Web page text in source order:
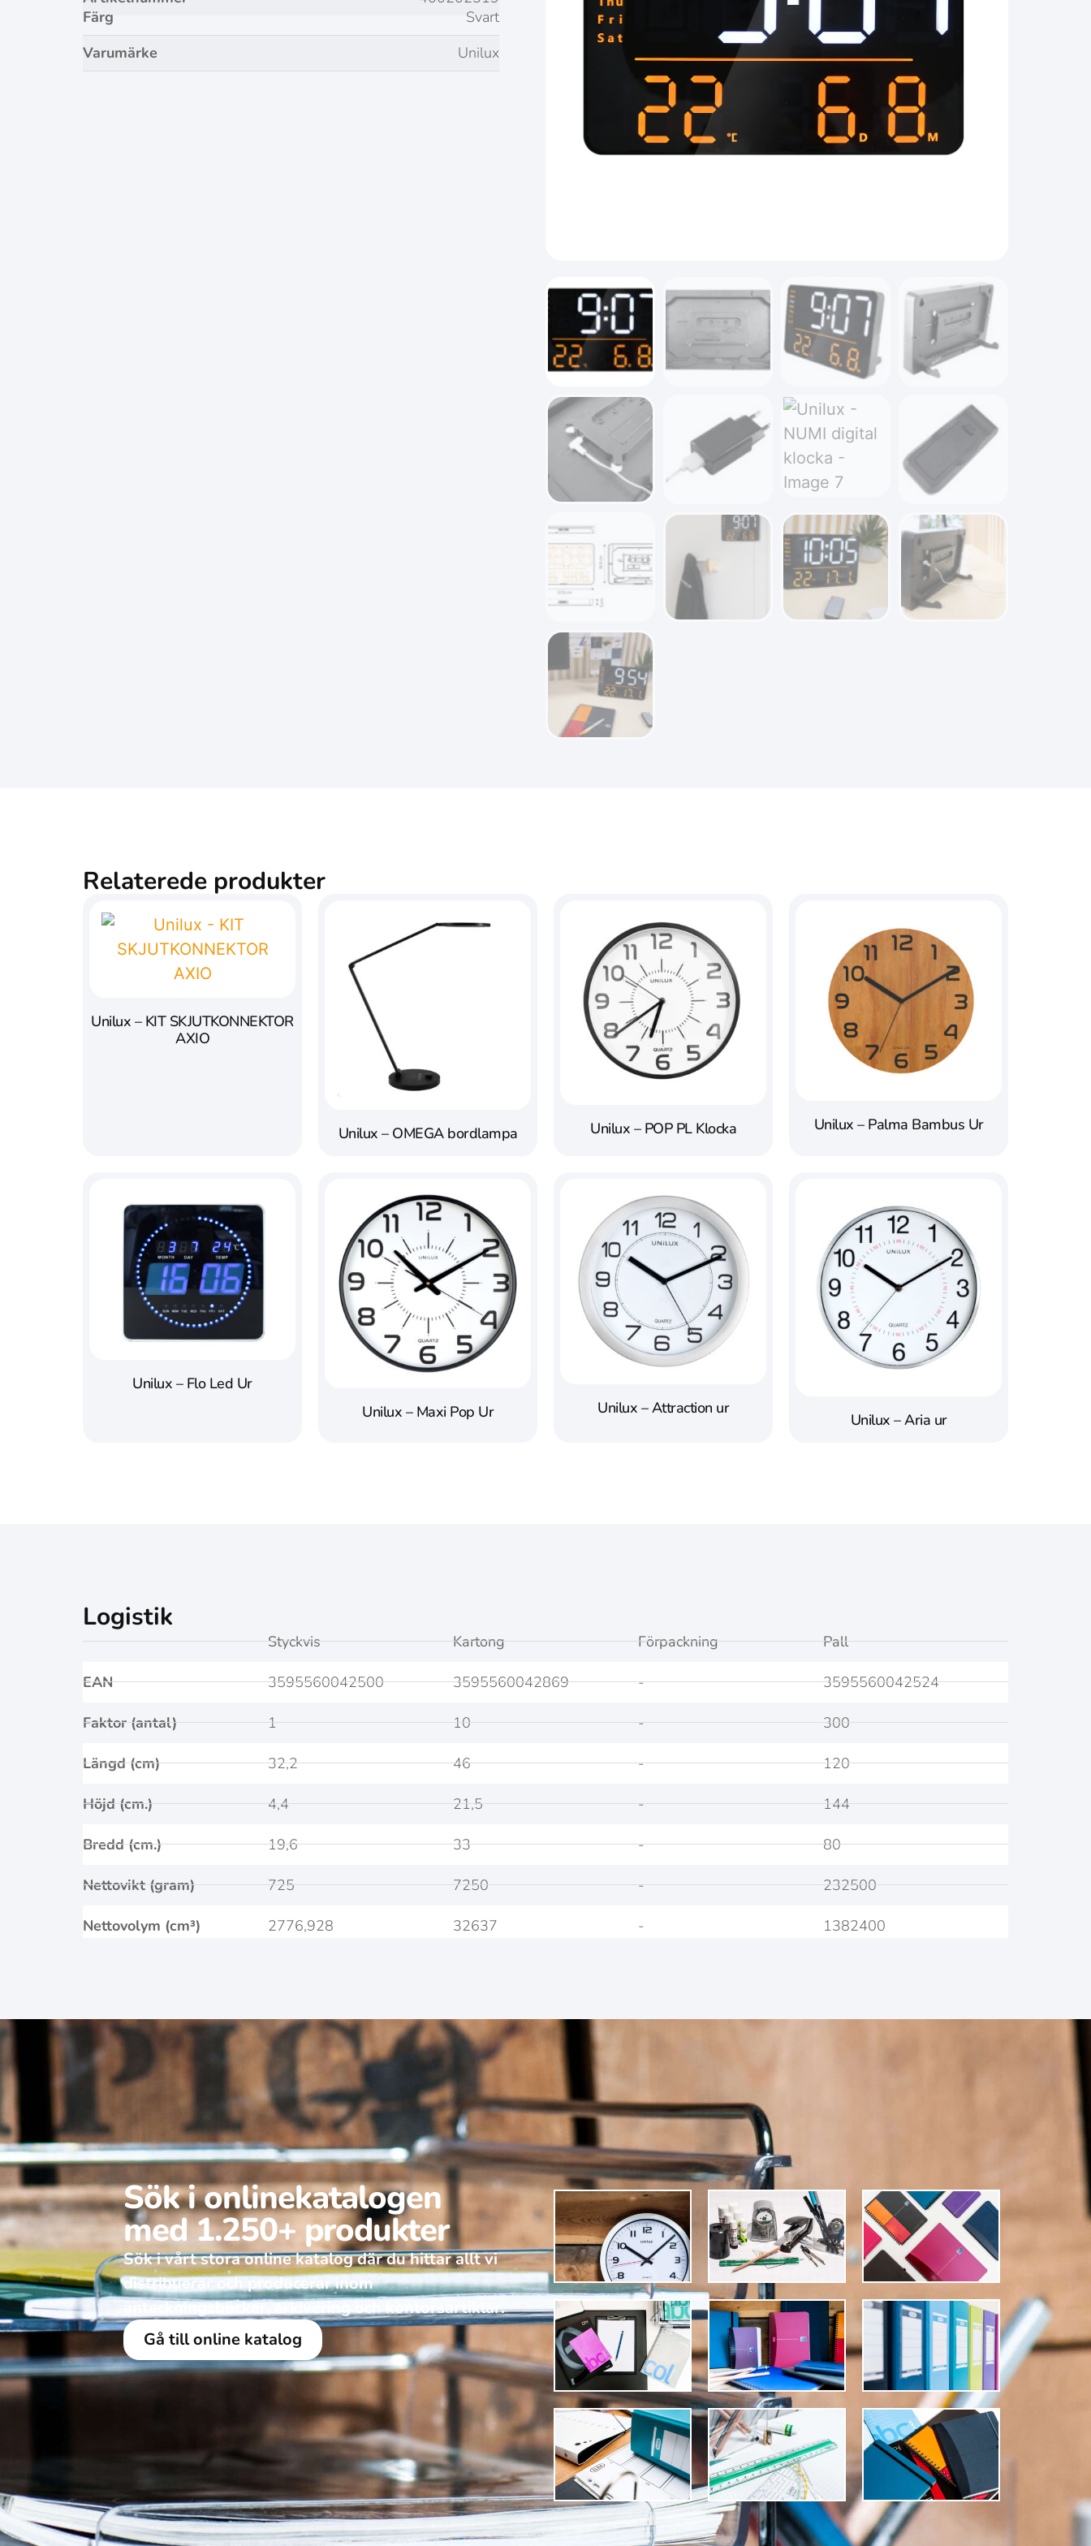
Färg
Svart
Varumärke
Unilux
Relaterede produkter
Unilux – KIT SKJUTKONNEKTOR
AXIO
Unilux – OMEGA bordlampa Unilux – POP PL Klocka Unilux – Palma Bambus Ur
Unilux – Flo Led Ur
Unilux – Maxi Pop Ur
Unilux – Attraction ur
Unilux – Aria ur
Logistik
EAN
Faktor (antal)
Längd (cm)
Höjd (cm.)
Bredd (cm.)
Nettovikt (gram)
Nettovolym (cm³)
Styckvis
3595560042500
1
32,2
4,4
19,6
725
2776,928
Kartong
3595560042869
10
46
21,5
33
7250
32637
Förpackning
-
-
-
-
-
-
-
Pall
3595560042524
300
120
144
80
232500
1382400
Sök i onlinekatalogen
med 1.250+ produkter
Sök i vårt stora online katalog där du hittar allt vi
distribuerar och producerar inom
anteckningsböcker, arkivering och kontorsartiklar.
Gå till online katalog